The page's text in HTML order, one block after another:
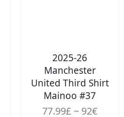
2025-26
Manchester
United Third Shirt
Mainoo #37
77.99£ ~ 92€